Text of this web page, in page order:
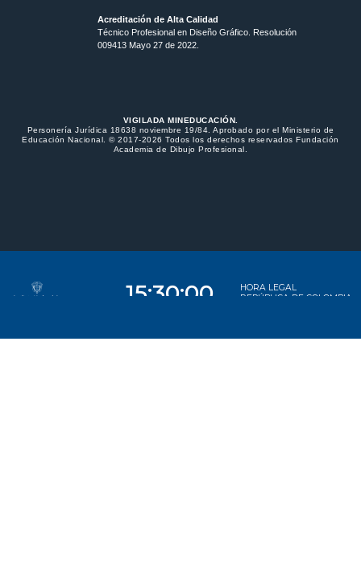
Acreditación de Alta Calidad
Técnico Profesional en Diseño Gráfico. Resolución
009413 Mayo 27 de 2022.
VIGILADA MINEDUCACIÓN.
Personería Jurídica 18638 noviembre 19/84. Aprobado por el Ministerio de
Educación Nacional. © 2017-2026 Todos los derechos reservados Fundación
Academia de Dibujo Profesional.